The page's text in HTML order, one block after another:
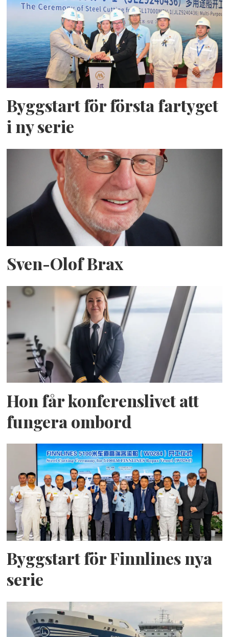
Byggstart för första fartyget
i ny serie
Sven-Olof Brax
Hon får konferenslivet att
fungera ombord
Byggstart för Finnlines nya
serie